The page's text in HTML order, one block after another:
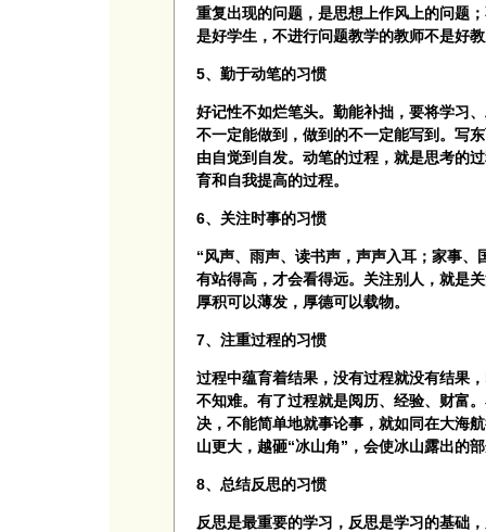
重复出现的问题，是思想上作风上的问题
是好学生，不进行问题教学的教师不是好
5、勤于动笔的习惯
好记性不如烂笔头。勤能补拙，要将学习
不一定能做到，做到的不一定能写到。写
由自觉到自发。动笔的过程，就是思考的
育和自我提高的过程。
6、关注时事的习惯
“风声、雨声、读书声，声声入耳；家事
有站得高，才会看得远。关注别人，就是
厚积可以薄发，厚德可以载物。
7、注重过程的习惯
过程中蕴育着结果，没有过程就没有结果
不知难。有了过程就是阅历、经验、财富
决，不能简单地就事论事，就如同在大海
山更大，越砸“冰山角”，会使冰山露出的
8、总结反思的习惯
反思是最重要的学习，反思是学习的基础